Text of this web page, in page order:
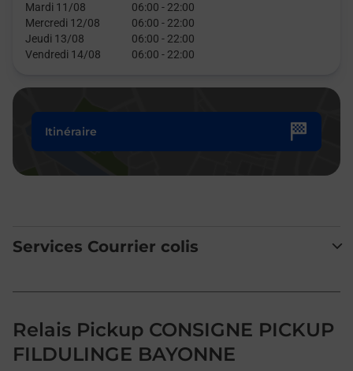
Mardi 11/08
06:00 - 22:00
Mercredi 12/08
06:00 - 22:00
Jeudi 13/08
06:00 - 22:00
Vendredi 14/08
06:00 - 22:00
Itinéraire
Services Courrier colis
Relais Pickup CONSIGNE PICKUP
FILDULINGE BAYONNE